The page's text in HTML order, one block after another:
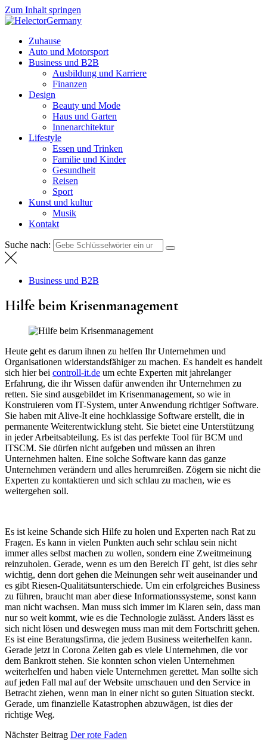
Zum Inhalt springen
Weltnachrichten
Zuhause
Auto und Motorsport
Business und B2B
Ausbildung und Karriere
Finanzen
Design
Beauty und Mode
Haus und Garten
Innenarchitektur
Lifestyle
Essen und Trinken
Familie und Kinder
Gesundheit
Reisen
Sport
Kunst und kultur
Musik
Kontakt
Suche nach:
Business und B2B
Hilfe beim Krisenmanagement
Heute geht es darum ihnen zu helfen Ihr Unternehmen und
Organisationen widerstandsfähiger zu machen. Es handelt es handelt
sich hier bei controll-it.de um echte Experten mit jahrelanger
Erfahrung, die ihr Wissen dafür anwenden ihr Unternehmen zu
retten. Sie sind ausgebildet im Krisenmanagement, so wie in
Konstruieren vom IT-System, unter Anwendung richtiger Software.
Sie haben mit Alive-It eine hochklassige Software erstellt, die in
permanente Weiterentwicklung steht. Sie bietet eine Unterstützung
in jeder Arbeitsabteilung. Es ist das perfekte Tool für BCM und
ITSCM. Sie dürfen nicht aufgeben und müssen an ihren
Unternehmen halten. Eine solche Software kann das ganze
Unternehmen verändern und alles herumreißen. Zögern sie nicht die
Experten zu kontaktieren und sich schlau zu machen, wie es
weitergehen soll.
Es ist keine Schande sich Hilfe zu holen und Experten nach Rat zu
Fragen. Es kann in vielen Punkten auch sehr schlau sein nicht
immer alles selbst machen zu wollen, sondern eine Zweitmeinung
reinzuholen. Gerade, wenn es um den Bereich IT geht, ist dies sehr
wichtig, denn dort gehen die Meinungen sehr weit auseinander und
es gibt Riesen-Qualitätsunterschiede. Um ein erfolgreiches Business
zu führen, braucht man aber diese Informationssysteme, sonst kann
man nicht wachsen. Man muss sich immer im Klaren sein, dass man
nur so weit kommt, wie es die Technologie zulässt. Anders lässt es
sich nicht lösen und deswegen muss man mit dem Fortschritt gehen.
Es ist eine Beratungsfirma, die jedem Business weiterhelfen kann.
Gerade jetzt in Corona Zeiten gab es viele Unternehmen, die vor
dem Bankrott stehen. Sie konnten schon vielen Unternehmen
weiterhelfen und haben viele Unternehmen gerettet. Man sollte sich
auf jeden Fall mal auf der Website umschauen und den Service in
Betracht ziehen, wenn man in einer nicht so guten Situation steckt.
Gerade, um finanzielle Katastrophen abzuwägen, ist dies der
richtige Weg.
Nächster Beitrag Der rote Faden